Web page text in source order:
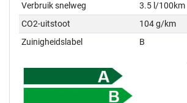
Verbruik snelweg
3.5 l/100km
CO2-uitstoot
104 g/km
Zuinigheidslabel
B